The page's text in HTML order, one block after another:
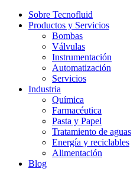
Sobre Tecnofluid
Productos y Servicios
Bombas
Válvulas
Instrumentación
Automatización
Servicios
Industria
Química
Farmacéutica
Pasta y Papel
Tratamiento de aguas
Energía y reciclables
Alimentación
Blog